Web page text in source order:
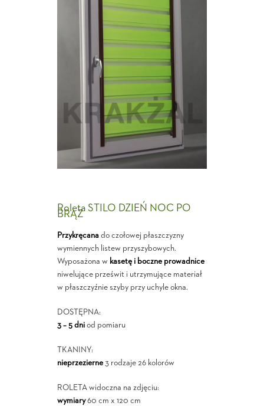
Roleta STILO DZIEŃ NOC PO
BRĄZ
Przykręcanado czołowej płaszczyzny
wymiennych listew przyszybowych.
Wyposażona w kasetę i boczne prowadnice
niwelujące prześwit i utrzymujące materiał
w płaszczyźnie szyby przy uchyle okna.
DOSTĘPNA:
3 – 5 dniod pomiaru
TKANINY:
nieprzezierne3 rodzaje 26 kolorów
ROLETA widoczna na zdjęciu:
wymiary60 cm x 120 cm